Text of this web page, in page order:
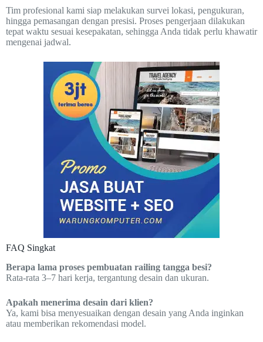
Tim profesional kami siap melakukan survei lokasi, pengukuran,
hingga pemasangan dengan presisi. Proses pengerjaan dilakukan
tepat waktu sesuai kesepakatan, sehingga Anda tidak perlu khawatir
mengenai jadwal.
FAQ Singkat
Berapa lama proses pembuatan railing tangga besi?
Rata-rata 3–7 hari kerja, tergantung desain dan ukuran.
Apakah menerima desain dari klien?
Ya, kami bisa menyesuaikan dengan desain yang Anda inginkan
atau memberikan rekomendasi model.